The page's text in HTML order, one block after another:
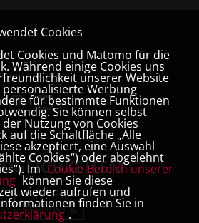
Rechnung
Cookies
Cookies und Matomo für die
Während einige Cookies uns
unserer Website
Werbung
für bestimmte Funktionen
Sie können selbst
Nutzung von Cookies
auf die Schaltfläche „Alle
akzeptiert, eine Auswahl
Cookies“) oder abgelehnt
Im Cookie-Bereich unserer
können Sie diese
wieder aufrufen und
finden Sie in
.